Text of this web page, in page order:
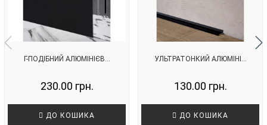
Г-ПОДІБНИЙ АЛЮМІНІЄВ...
230.00 грн.
ДО КОШИКА
УЛЬТРАТОНКИЙ АЛЮМІНІ...
130.00 грн.
ДО КОШИКА